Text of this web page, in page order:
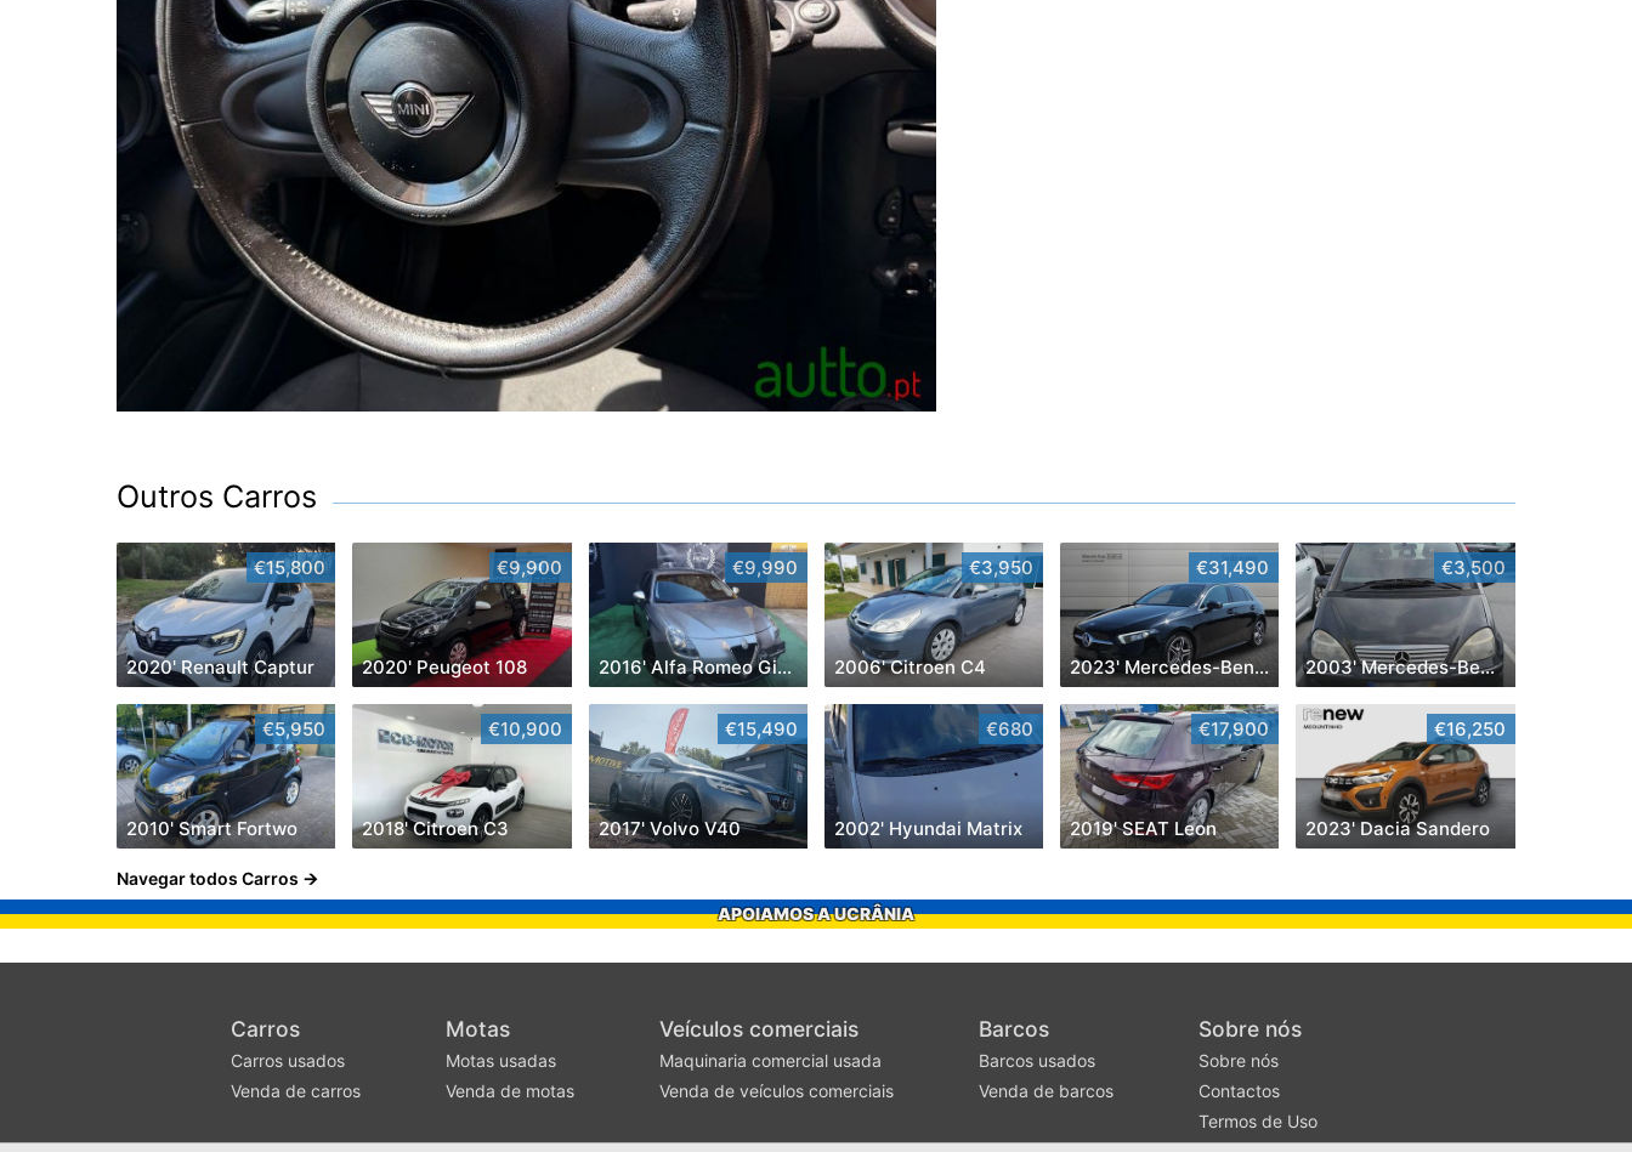
Outros Carros
€15,800
2020' Renault Captur
€9,900
2020' Peugeot 108
€9,990
2016' Alfa Romeo Giulietta
€3,950
2006' Citroen C4
€31,490
2023' Mercedes-Benz Classe A D Amg Line Aut.
€3,500
2003' Mercedes-Benz Classe A Classic
€5,950
2010' Smart Fortwo
€10,900
2018' Citroen C3
€15,490
2017' Volvo V40
€680
2002' Hyundai Matrix
€17,900
2019' SEAT Leon
€16,250
2023' Dacia Sandero
Navegar todos Carros
APOIAMOS A UCRÂNIA
Carros
Carros usados
Venda de carros
Motas
Motas usadas
Venda de motas
Veículos comerciais
Maquinaria comercial usada
Venda de veículos comerciais
Barcos
Barcos usados
Venda de barcos
Sobre nós
Sobre nós
Contactos
Termos de Uso